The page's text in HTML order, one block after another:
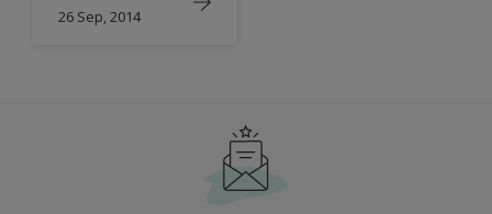
26 Sep, 2014